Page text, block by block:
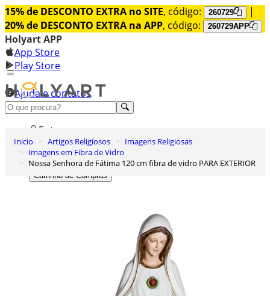
15% de DESCONTO EXTRA no SITE, código: 260729
|
20% de DESCONTO EXTRA na APP, código: 260729APP
Holyart APP
App Store
Play Store
Ajuda e contatos
Conheça premium
Entrar
Lista de Desejos
0
Carrinho de Compras
Inicio Artigos Religiosos
Imagens Religiosas
Imagens em Fibra de Vidro
Nossa Senhora de Fátima 120 cm fibra de vidro PARA EXTERIOR